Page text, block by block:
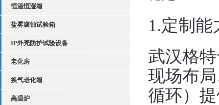
恒温恒湿箱
盐雾腐蚀试验箱
IP外壳防护试验设备
老化房
换气老化箱
高温炉
1.定制能
武汉格
现场布
循环）